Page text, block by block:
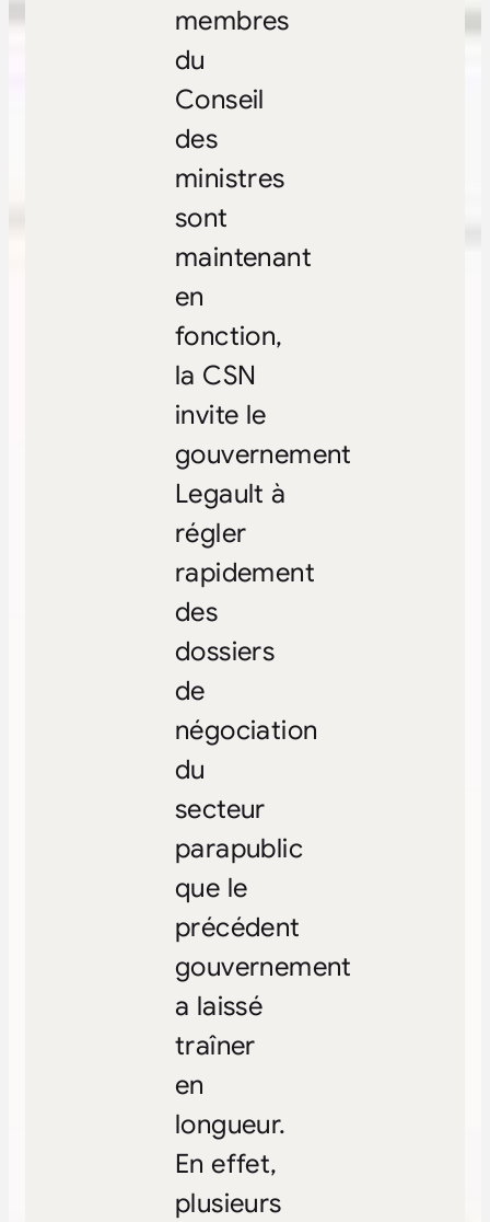
membres
du
Conseil
des
ministres
sont
maintenant
en
fonction,
la CSN
invite le
gouvernement
Legault à
régler
rapidement
des
dossiers
de
négociation
du
secteur
parapublic
que le
précédent
gouvernement
a laissé
traîner
en
longueur.
En effet,
plusieurs